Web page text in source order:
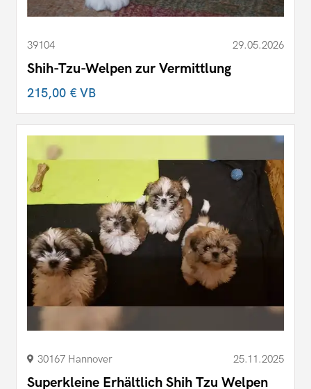
39104 29.05.2026
Shih-Tzu-Welpen zur Vermittlung
215,00 €VB
30167 Hannover 25.11.2025
Superkleine Erhältlich Shih Tzu Welpen